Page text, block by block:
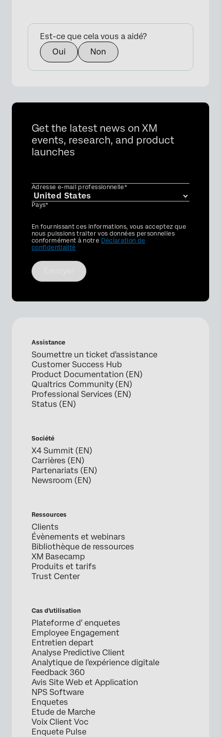
Est-ce que cela vous a aidé?
Oui
Non
Get the latest news on XM
events, research, and product
launches
Adresse e-mail professionnelle*
Pays*
Privacy
Optin
En fournissant ces informations, vous acceptez que
nous puissions traiter vos données personnelles
conformément à notre Déclaration de
confidentialité
Assistance
Soumettre un ticket d'assistance
Customer Success Hub
Product Documentation (EN)
Qualtrics Community (EN)
Professional Services (EN)
Status (EN)
Société
X4 Summit (EN)
Carrières (EN)
Partenariats (EN)
Newsroom (EN)
Ressources
Clients
Évènements et webinars
Bibliothèque de ressources
XM Basecamp
Produits et tarifs
Trust Center
Cas d’utilisation
Plateforme d' enquetes
Employee Engagement
Entretien depart
Analyse Predictive Client
Analytique de l'expérience digitale
Feedback 360
Avis Site Web et Application
NPS Software
Enquetes
Etude de Marche
Voix Client Voc
Enquete Pulse